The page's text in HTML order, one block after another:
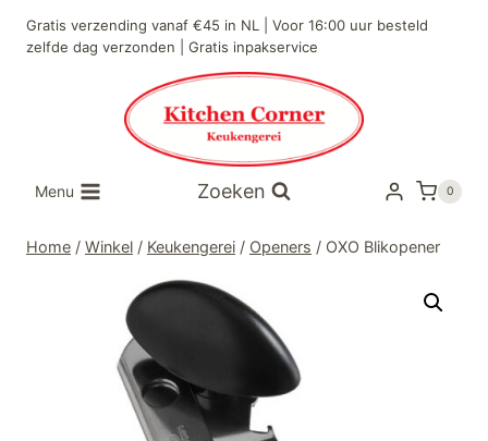
naar
Gratis verzending vanaf €45 in NL | Voor 16:00 uur besteld
zelfde dag verzonden | Gratis inpakservice
Menu Zoeken 0
Home / Winkel / Keukengerei / Openers / OXO Blikopener